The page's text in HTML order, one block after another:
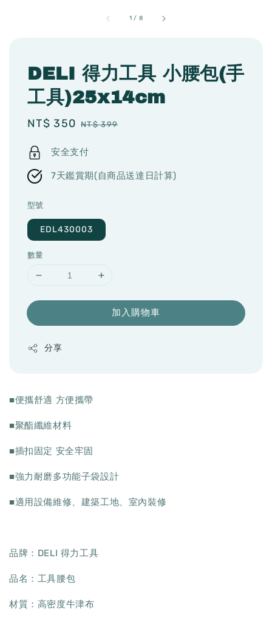
1 / 8
DELI 得力工具 小腰包(手
工具)25x14cm
Sale
NT$ 350 Regular
NT$ 399
安全支付
7天鑑賞期(自商品送達日計算)
型號
EDL430003
數量
加入購物車
分享
■便攜舒適 方便攜帶
■聚酯纖維材料
■插扣固定 安全牢固
■強力耐磨多功能子袋設計
■適用設備維修、建築工地、室內裝修
品牌：DELI 得力工具
品名：工具腰包
材質：高密度牛津布